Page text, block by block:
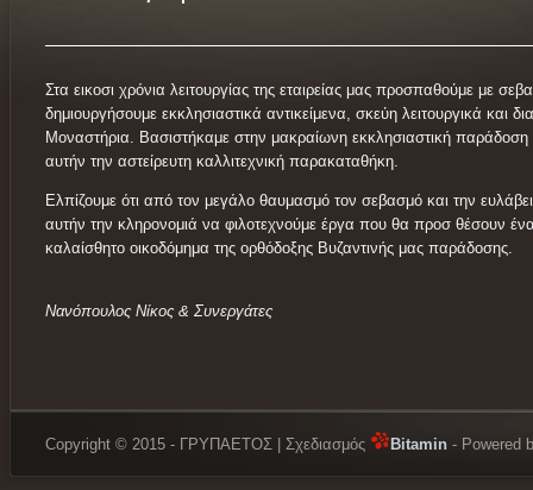
Στα εικοσι χρόνια λειτουργίας της εταιρείας μας προσπαθούμε με
δημιουργήσουμε εκκλησιαστικά αντικείμενα, σκεύη λειτουργικά και
Μοναστήρια. Βασιστήκαμε στην μακραίωνη εκκλησιαστική παράδοση
αυτήν την αστείρευτη καλλιτεχνική παρακαταθήκη.
Ελπίζουμε ότι από τον μεγάλο θαυμασμό τον σεβασμό και την
αυτήν την κληρονομιά να φιλοτεχνούμε έργα που θα προσ θέσουν
καλαίσθητο οικοδόμημα της ορθόδοξης Βυζαντινής μας παράδοσης.
Νανόπουλος Νίκος & Συνεργάτες
Copyright © 2015 - ΓΡΥΠΑΕΤΟΣ | Σχεδιασμός Bitamin - Powered